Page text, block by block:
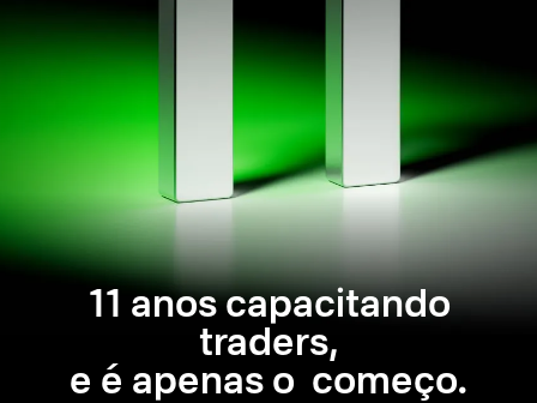
11 anos capacitando
traders,
e é apenas o começo.